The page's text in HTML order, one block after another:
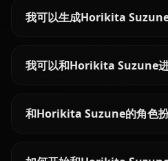
我可以生成Horikita
我可以和Horikita Suzune
和Horikita Suzune的角色